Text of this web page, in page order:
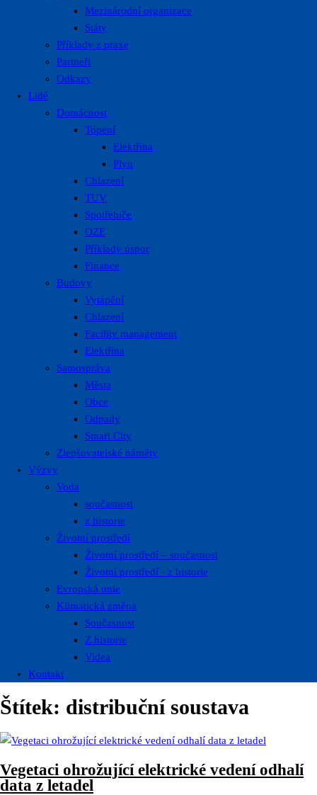
Mezinárodní organizace
Státy
Příklady z praxe
Partneři
Odkazy
Lidé
Domácnost
Topení
Elektřina
Plyn
Chlazení
TUV
Spotřebiče
OZE
Příklady úspor
Finance
Budovy
Vytápění
Chlazení
Facility management
Elektřina
Samospráva
Města
Obce
Odpady
Smart City
Zlepšovatelské náměty
Výzvy
Voda
současnost
z historie
Životní prostředí
Životní prostředí – současnost
Životní prostředí ​- z historie
Evropská unie
Klimatická změna
Současnost
Z historie
Videa
Kontakt
Štítek: distribuční soustava
Vegetaci ohrožující elektrické vedení odhalí
data z letadel